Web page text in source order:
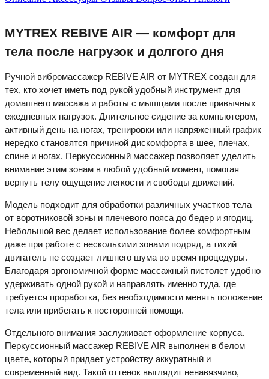
MYTREX REBIVE AIR — комфорт для
тела после нагрузок и долгого дня
Ручной вибромассажер REBIVE AIR от MYTREX создан для
тех, кто хочет иметь под рукой удобный инструмент для
домашнего массажа и работы с мышцами после привычных
ежедневных нагрузок. Длительное сидение за компьютером,
активный день на ногах, тренировки или напряженный график
нередко становятся причиной дискомфорта в шее, плечах,
спине и ногах. Перкуссионный массажер позволяет уделить
внимание этим зонам в любой удобный момент, помогая
вернуть телу ощущение легкости и свободы движений.
Модель подходит для обработки различных участков тела —
от воротниковой зоны и плечевого пояса до бедер и ягодиц.
Небольшой вес делает использование более комфортным
даже при работе с несколькими зонами подряд, а тихий
двигатель не создает лишнего шума во время процедуры.
Благодаря эргономичной форме массажный пистолет удобно
удерживать одной рукой и направлять именно туда, где
требуется проработка, без необходимости менять положение
тела или прибегать к посторонней помощи.
Отдельного внимания заслуживает оформление корпуса.
Перкуссионный массажер REBIVE AIR выполнен в белом
цвете, который придает устройству аккуратный и
современный вид. Такой оттенок выглядит ненавязчиво,